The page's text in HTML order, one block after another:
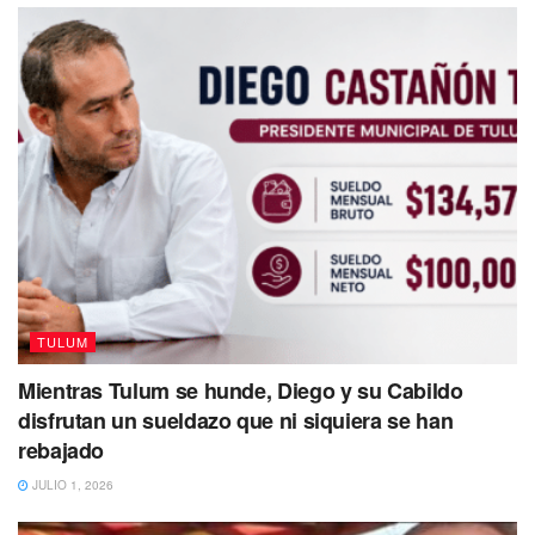
TULUM
Mientras Tulum se hunde, Diego y su Cabildo
disfrutan un sueldazo que ni siquiera se han
rebajado
JULIO 1, 2026